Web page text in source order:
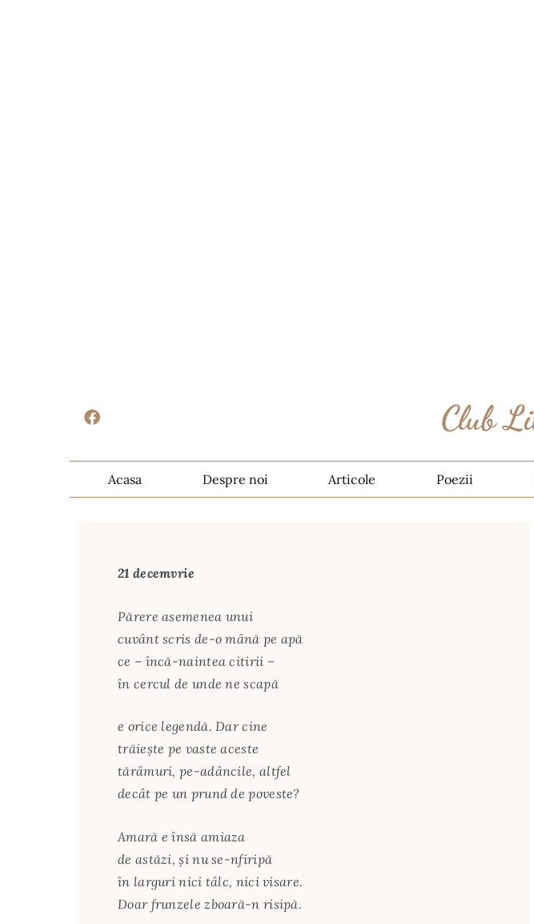
Acasa Despre noi Articole Poezii
21 decemvrie
Părere asemenea unui
cuvânt scris de-o mână pe apă
ce – încă-naintea citirii –
în cercul de unde ne scapă
e orice legendă. Dar cine
trăiește pe vaste aceste
tărâmuri, pe-adâncile, altfel
decât pe un prund de poveste?
Amară e însă amiaza
de astăzi, și nu se-nfiripă
în larguri nici tâlc, nici visare.
Doar frunzele zboară-n risipă.